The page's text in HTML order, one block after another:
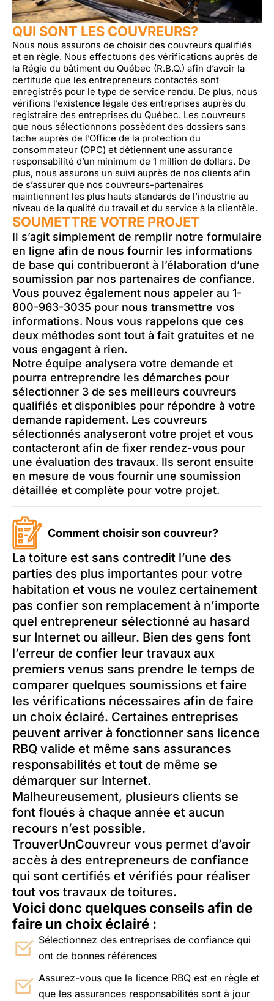
QUI SONT LES COUVREURS?
Nous nous assurons de choisir des couvreurs qualifiés
et en règle. Nous effectuons des vérifications auprès de
la Régie du bâtiment du Québec (R.B.Q.) afin d’avoir la
certitude que les entrepreneurs contactés sont
enregistrés pour le type de service rendu. De plus, nous
vérifions l’existence légale des entreprises auprès du
registraire des entreprises du Québec. Les couvreurs
que nous sélectionnons possèdent des dossiers sans
tache auprès de l’Office de la protection du
consommateur (OPC) et détiennent une assurance
responsabilité d’un minimum de 1 million de dollars. De
plus, nous assurons un suivi auprès de nos clients afin
de s’assurer que nos couvreurs-partenaires
maintiennent les plus hauts standards de l’industrie au
niveau de la qualité du travail et du service à la clientèle.
SOUMETTRE VOTRE PROJET
Il s’agit simplement de remplir notre formulaire
en ligne afin de nous fournir les informations
de base qui contribueront à l’élaboration d’une
soumission par nos partenaires de confiance.
Vous pouvez également nous appeler au 1-
800-963-3035 pour nous transmettre vos
informations. Nous vous rappelons que ces
deux méthodes sont tout à fait gratuites et ne
vous engagent à rien.
Notre équipe analysera votre demande et
pourra entreprendre les démarches pour
sélectionner 3 de ses meilleurs couvreurs
qualifiés et disponibles pour répondre à votre
demande rapidement. Les couvreurs
sélectionnés analyseront votre projet et vous
contacteront afin de fixer rendez-vous pour
une évaluation des travaux. Ils seront ensuite
en mesure de vous fournir une soumission
détaillée et complète pour votre projet.
Comment choisir son couvreur?
La toiture est sans contredit l’une des
parties des plus importantes pour votre
habitation et vous ne voulez certainement
pas confier son remplacement à n’importe
quel entrepreneur sélectionné au hasard
sur Internet ou ailleur. Bien des gens font
l’erreur de confier leur travaux aux
premiers venus sans prendre le temps de
comparer quelques soumissions et faire
les vérifications nécessaires afin de faire
un choix éclairé. Certaines entreprises
peuvent arriver à fonctionner sans licence
RBQ valide et même sans assurances
responsabilités et tout de même se
démarquer sur Internet.
Malheureusement, plusieurs clients se
font floués à chaque année et aucun
recours n’est possible.
TrouverUnCouvreur vous permet d’avoir
accès à des entrepreneurs de confiance
qui sont certifiés et vérifiés pour réaliser
tout vos travaux de toitures.
Voici donc quelques conseils afin de
faire un choix éclairé :
Sélectionnez des entreprises de confiance qui
ont de bonnes références
Assurez-vous que la licence RBQ est en règle et
que les assurances responsabilités sont à jour